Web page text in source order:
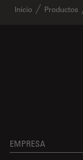
Inicio Productos
EMPRESA